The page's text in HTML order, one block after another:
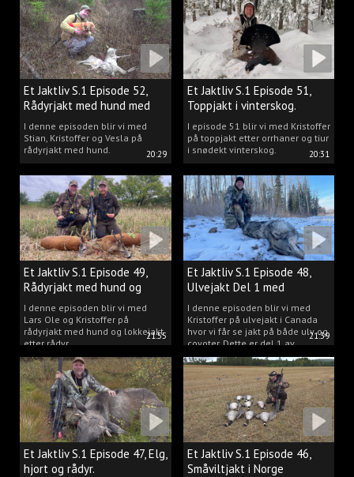
20:29
Et Jaktliv S.1 Episode 52,
Rådyrjakt med hund med
Stian, Kristoffer og Vesla
I denne episoden blir vi med
Stian, Kristoffer og Vesla på
rådyrjakt med hund.
20:31
Et Jaktliv S.1 Episode 51,
Toppjakt i vinterskog.
I episode 51 blir vi med Kristoffer
på toppjakt etter orrhaner og tiur
i snødekt vinterskog.
21:55
Et Jaktliv S.1 Episode 49,
Rådyrjakt med hund og
lokkejakt.
I denne episoden blir vi med
Lars Ole og Kristoffer på
rådyrjakt med hund og lokkejakt
etter rådyr.
21:39
Et Jaktliv S.1 Episode 48,
Ulvejakt Del 1 med
Kristoffer Clausen.
I denne episoden blir vi med
Kristoffer på ulvejakt i Canada
hvor vi får se jakt på både ulv og
coyoter. Dette er del 1 av
ulvejakten.
Et Jaktliv S.1 Episode 47, Elg,
hjort og rådyr.
Et Jaktliv S.1 Episode 46,
Småviltjakt i Norge